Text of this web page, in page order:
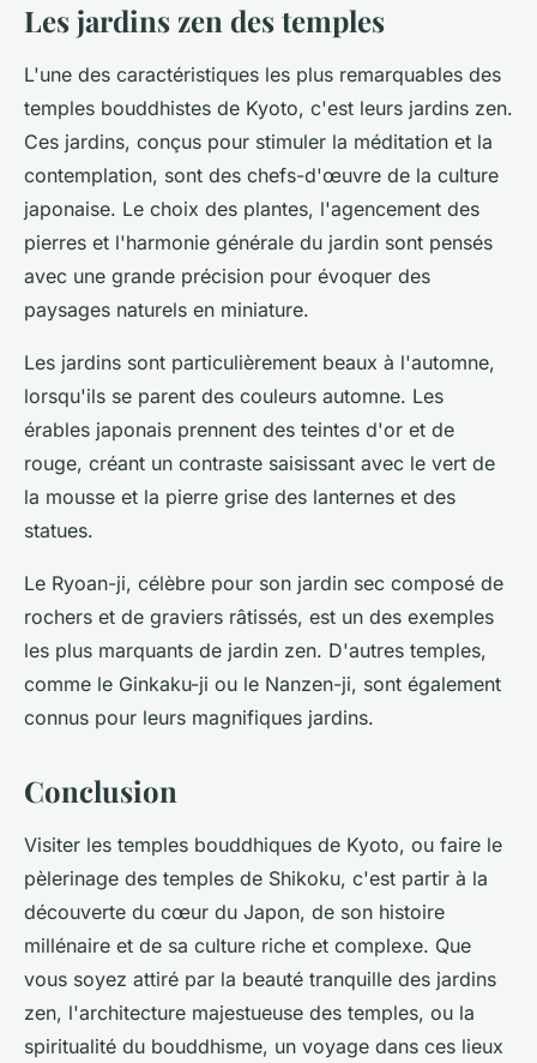
Les jardins zen des temples
L'une des caractéristiques les plus remarquables des
temples bouddhistes de Kyoto, c'est leurs jardins zen.
Ces jardins, conçus pour stimuler la méditation et la
contemplation, sont des chefs-d'œuvre de la culture
japonaise. Le choix des plantes, l'agencement des
pierres et l'harmonie générale du jardin sont pensés
avec une grande précision pour évoquer des
paysages naturels en miniature.
Les jardins sont particulièrement beaux à l'automne,
lorsqu'ils se parent des couleurs automne. Les
érables japonais prennent des teintes d'or et de
rouge, créant un contraste saisissant avec le vert de
la mousse et la pierre grise des lanternes et des
statues.
Le Ryoan-ji, célèbre pour son jardin sec composé de
rochers et de graviers râtissés, est un des exemples
les plus marquants de jardin zen. D'autres temples,
comme le Ginkaku-ji ou le Nanzen-ji, sont également
connus pour leurs magnifiques jardins.
Conclusion
Visiter les temples bouddhiques de Kyoto, ou faire le
pèlerinage des temples de Shikoku, c'est partir à la
découverte du cœur du Japon, de son histoire
millénaire et de sa culture riche et complexe. Que
vous soyez attiré par la beauté tranquille des jardins
zen, l'architecture majestueuse des temples, ou la
spiritualité du bouddhisme, un voyage dans ces lieux